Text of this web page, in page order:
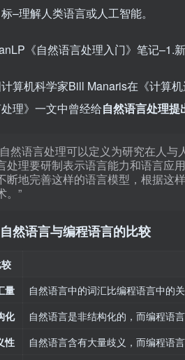
–理解人类语言或人工智能。
算机科学家Bill Manaris在《计算
理》一文中曾经给自然语言处理提
然语言处理可以定义为研究在人
处理要研制表示语言能力和语言应
断地完善这样的语言模型，根据这
。”
然语言与编程语言的比较
量
自然语言中的词汇比编程语言中的
化
自然语言是非结构化的，而编程语
性
自然语言含有大量歧义，而编程语